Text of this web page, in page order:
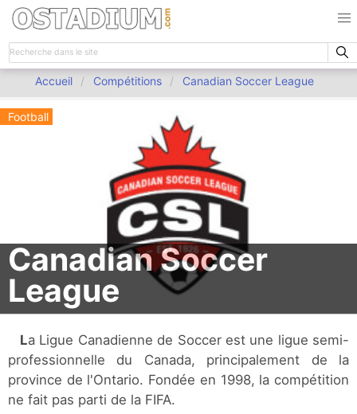
Accueil Compétitions Canadian Soccer League
Football
Canadian Soccer
League
La Ligue Canadienne de Soccer est une ligue semi-
professionnelle du Canada, principalement de la
province de l'Ontario. Fondée en 1998, la compétition
ne fait pas parti de la FIFA.